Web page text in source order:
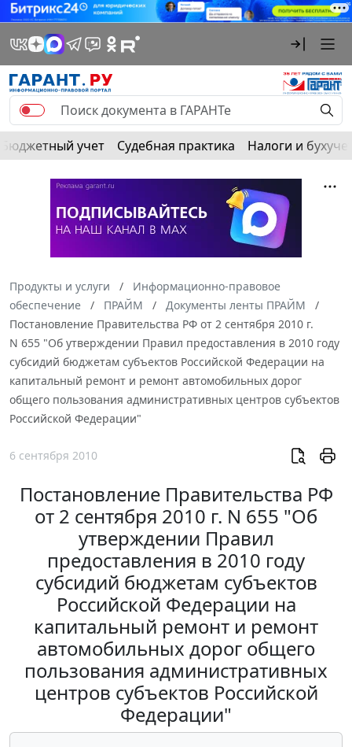
Бюджетный учет Судебная практика Налоги и
Продукты и услуги
Информационно-правовое
обеспечение
ПРАЙМ
Документы ленты ПРАЙМ
Постановление Правительства РФ от 2 сентября 2010 г.
N 655 "Об утверждении Правил предоставления в 2010 году
субсидий бюджетам субъектов Российской Федерации на
капитальный ремонт и ремонт автомобильных дорог
общего пользования административных центров субъектов
Российской Федерации"
6 сентября 2010
Постановление Правительства РФ
от 2 сентября 2010 г. N 655 "Об
утверждении Правил
предоставления в 2010 году
субсидий бюджетам субъектов
Российской Федерации на
капитальный ремонт и ремонт
автомобильных дорог общего
пользования административных
центров субъектов Российской
Федерации"